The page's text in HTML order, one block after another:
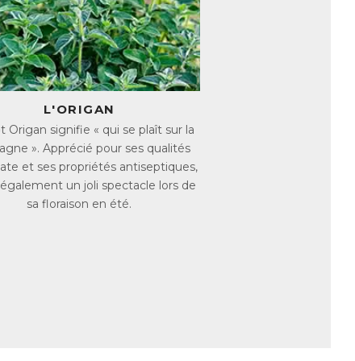
ainsi que les défenses de
cet effet en contribuant à
favorisant ainsi le confort
L'ORIGAN
Origan signifie « qui se plaît sur la
». Apprécié pour ses qualités
et ses propriétés antiseptiques,
un joli spectacle lors de
sa floraison en été.